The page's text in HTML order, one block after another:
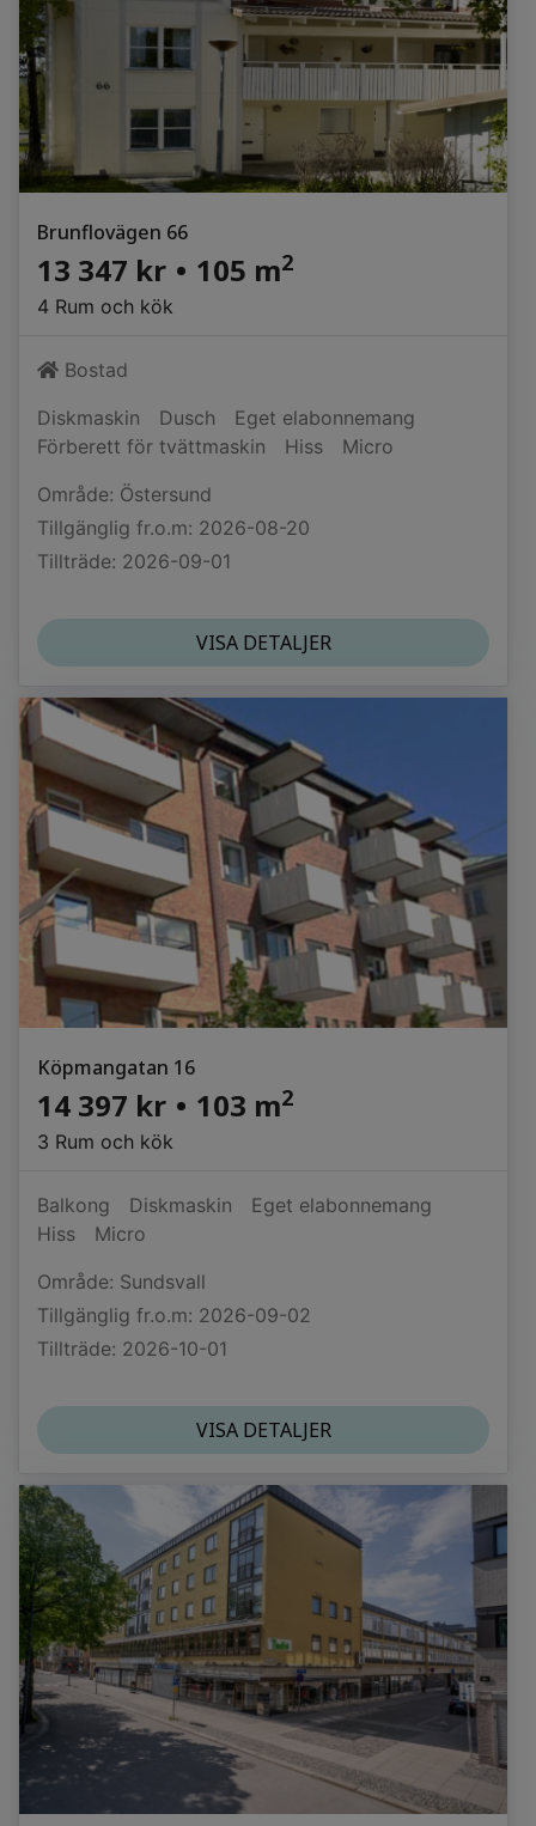
Brunflovägen 66
13 347 kr • 105 m2
4 Rum och kök
Bostad
Diskmaskin
Dusch
Eget elabonnemang
Förberett för tvättmaskin
Hiss
Micro
Område: Östersund
Tillgänglig fr.o.m: 2026-08-20
Tillträde: 2026-09-01
VISA DETALJER
Köpmangatan 16
14 397 kr • 103 m2
3 Rum och kök
Balkong Diskmaskin
Eget elabonnemang
Hiss
Micro
Område: Sundsvall
Tillgänglig fr.o.m: 2026-09-02
Tillträde: 2026-10-01
VISA DETALJER